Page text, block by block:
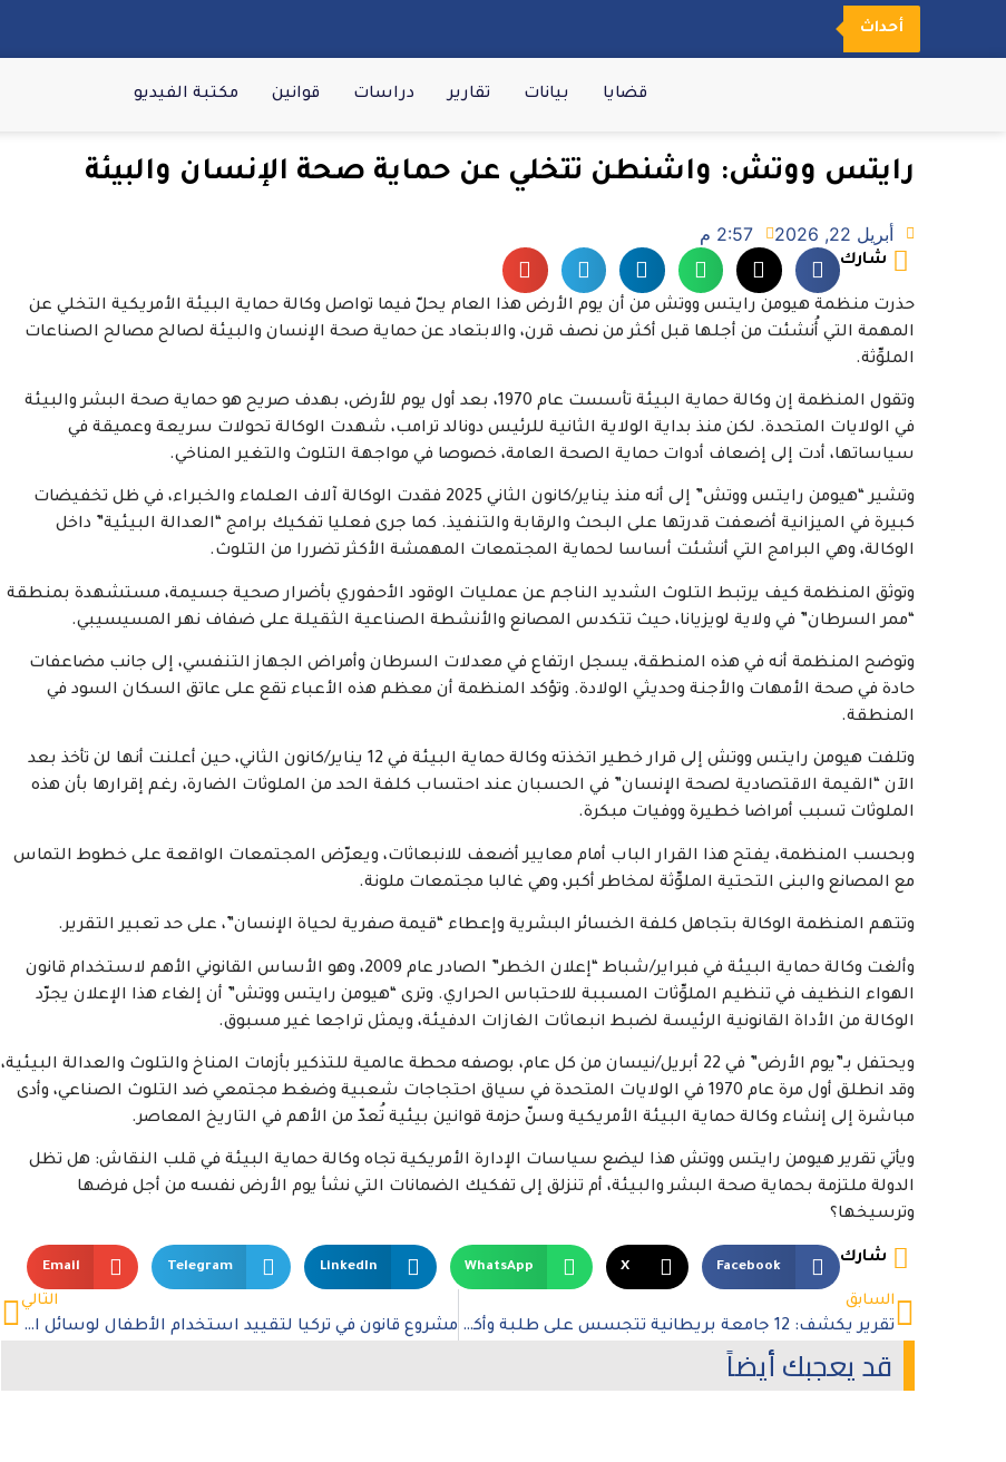
أحداث
قضايا بيانات تقارير دراسات قوانين مكتبة الفيديو
رايتس ووتش: واشنطن تتخلي عن حماية صحة الإنسان والبيئة
أبريل 22, 2026 2:57 م
شارك
حذرت منظمة هيومن رايتس ووتش من أن يوم الأرض هذا العام يحلّ فيما تواصل وكالة حماية البيئة الأمريكية التخلي عن
المهمة التي أُنشئت من أجلها قبل أكثر من نصف قرن، والابتعاد عن حماية صحة الإنسان والبيئة لصالح مصالح الصناعات
الملوِّثة.
وتقول المنظمة إن وكالة حماية البيئة تأسست عام 1970، بعد أول يوم للأرض، بهدف صريح هو حماية صحة البشر والبيئة
في الولايات المتحدة. لكن منذ بداية الولاية الثانية للرئيس دونالد ترامب، شهدت الوكالة تحولات سريعة وعميقة في
سياساتها، أدت إلى إضعاف أدوات حماية الصحة العامة، خصوصا في مواجهة التلوث والتغير المناخي.
وتشير “هيومن رايتس ووتش” إلى أنه منذ يناير/كانون الثاني 2025 فقدت الوكالة آلاف العلماء والخبراء، في ظل تخفيضات
كبيرة في الميزانية أضعفت قدرتها على البحث والرقابة والتنفيذ. كما جرى فعليا تفكيك برامج “العدالة البيئية” داخل
الوكالة، وهي البرامج التي أنشئت أساسا لحماية المجتمعات المهمشة الأكثر تضررا من التلوث.
وتوثق المنظمة كيف يرتبط التلوث الشديد الناجم عن عمليات الوقود الأحفوري بأضرار صحية جسيمة، مستشهدة بمنطقة
“ممر السرطان” في ولاية لويزيانا، حيث تتكدس المصانع والأنشطة الصناعية الثقيلة على ضفاف نهر المسيسيبي.
وتوضح المنظمة أنه في هذه المنطقة، يسجل ارتفاع في معدلات السرطان وأمراض الجهاز التنفسي، إلى جانب مضاعفات
حادة في صحة الأمهات والأجنة وحديثي الولادة. وتؤكد المنظمة أن معظم هذه الأعباء تقع على عاتق السكان السود في
المنطقة.
وتلفت هيومن رايتس ووتش إلى قرار خطير اتخذته وكالة حماية البيئة في 12 يناير/كانون الثاني، حين أعلنت أنها لن تأخذ بعد
الآن “القيمة الاقتصادية لصحة الإنسان” في الحسبان عند احتساب كلفة الحد من الملوثات الضارة، رغم إقرارها بأن هذه
الملوثات تسبب أمراضا خطيرة ووفيات مبكرة.
وبحسب المنظمة، يفتح هذا القرار الباب أمام معايير أضعف للانبعاثات، ويعرّض المجتمعات الواقعة على خطوط التماس
مع المصانع والبنى التحتية الملوِّثة لمخاطر أكبر، وهي غالبا مجتمعات ملونة.
وتتهم المنظمة الوكالة بتجاهل كلفة الخسائر البشرية وإعطاء “قيمة صفرية لحياة الإنسان”، على حد تعبير التقرير.
وألغت وكالة حماية البيئة في فبراير/شباط “إعلان الخطر” الصادر عام 2009، وهو الأساس القانوني الأهم لاستخدام قانون
الهواء النظيف في تنظيم الملوِّثات المسببة للاحتباس الحراري. وترى “هيومن رايتس ووتش” أن إلغاء هذا الإعلان يجرّد
الوكالة من الأداة القانونية الرئيسة لضبط انبعاثات الغازات الدفيئة، ويمثل تراجعا غير مسبوق.
ويحتفل بـ”يوم الأرض” في 22 أبريل/نيسان من كل عام، بوصفه محطة عالمية للتذكير بأزمات المناخ والتلوث والعدالة البيئية،
وقد انطلق أول مرة عام 1970 في الولايات المتحدة في سياق احتجاجات شعبية وضغط مجتمعي ضد التلوث الصناعي، وأدى
مباشرة إلى إنشاء وكالة حماية البيئة الأمريكية وسنّ حزمة قوانين بيئية تُعدّ من الأهم في التاريخ المعاصر.
ويأتي تقرير هيومن رايتس ووتش هذا ليضع سياسات الإدارة الأمريكية تجاه وكالة حماية البيئة في قلب النقاش: هل تظل
الدولة ملتزمة بحماية صحة البشر والبيئة، أم تنزلق إلى تفكيك الضمانات التي نشأ يوم الأرض نفسه من أجل فرضها
وترسيخها؟
شارك
Facebook
X
WhatsApp
LinkedIn
Telegram
Email
السابق
تقرير يكشف: 12 جامعة بريطانية تتجسس على طلبة وأكاديميين مؤيدين لفلسطين
التالي
مشروع قانون في تركيا لتقييد استخدام الأطفال لوسائل التواصل
قد يعجبك أيضاً